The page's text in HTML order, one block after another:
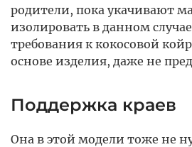
родители, пока укачивают
изолировать в данном
требования к кокосовой
основе изделия, даже не
Поддержка краев
Она в этой модели тоже не